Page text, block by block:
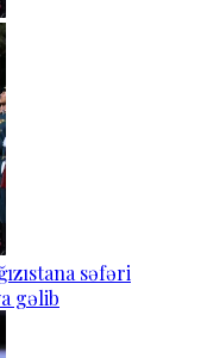
səfəri
gəlib